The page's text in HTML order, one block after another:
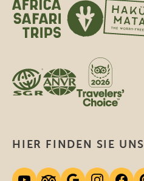
HIER FINDEN SIE UNS